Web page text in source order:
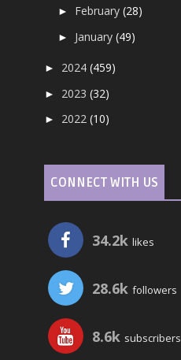
► February(28)
► January(49)
► 2024(459)
► 2023(32)
► 2022(10)
CONNECT WITH US
34.2k likes
28.6k followers
8.6k subscribers